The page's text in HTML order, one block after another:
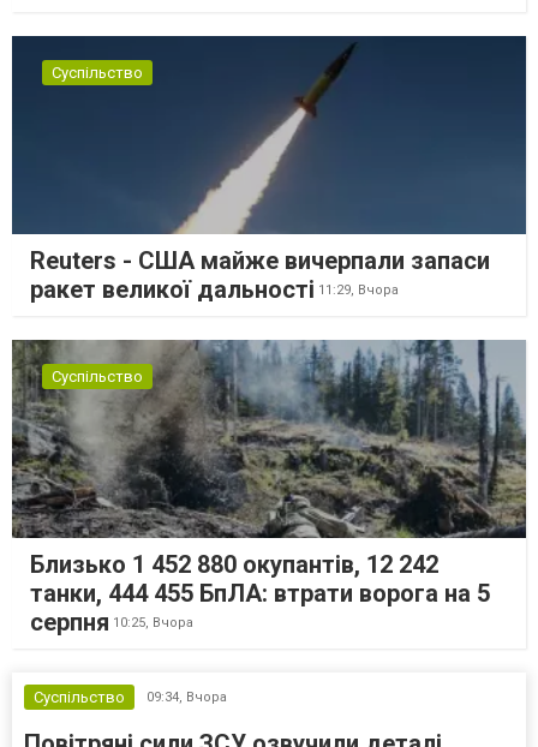
Суспільство
Reuters - США майже вичерпали запаси
ракет великої дальності 11:29, Вчора
Суспільство
Близько 1 452 880 окупантів, 12 242
танки, 444 455 БпЛА: втрати ворога на 5
серпня 10:25, Вчора
Суспільство 09:34, Вчора